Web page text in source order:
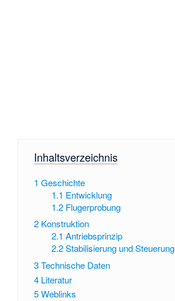
Inhaltsverzeichnis
1 Geschichte
1.1 Entwicklung
1.2 Flugerprobung
2 Konstruktion
2.1 Antriebsprinzip
2.2 Stabilisierung und Steuerung
3Technische Daten
4 Literatur
5Weblinks